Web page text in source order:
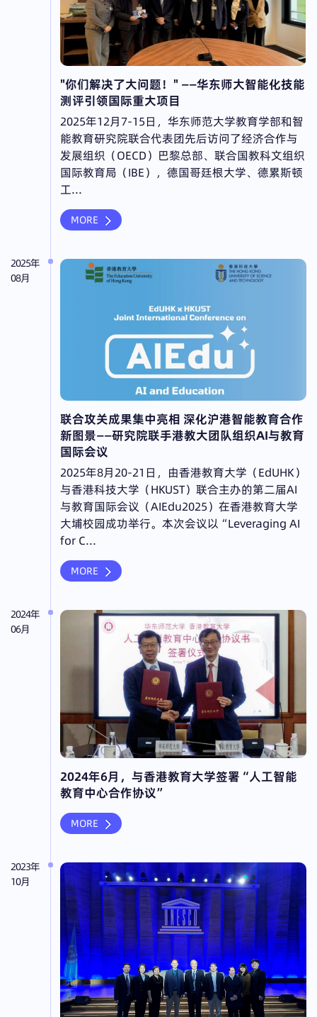
"你们解决了大问题！" ——华东师大智能化技能
测评引领国际重大项目
2025年12月7-15日，华东师范大学教育学部和智
能教育研究院联合代表团先后访问了经济合作与
发展组织（OECD）巴黎总部、联合国教科文组织
国际教育局（IBE），德国哥廷根大学、德累斯顿
工...
MORE
2025年
08月
联合攻关成果集中亮相 深化沪港智能教育合作
新图景——研究院联手港教大团队组织AI与教育
国际会议
2025年8月20-21日，由香港教育大学（EdUHK）
与香港科技大学（HKUST）联合主办的第二届AI
与教育国际会议（AIEdu2025）在香港教育大学
大埔校园成功举行。本次会议以“Leveraging AI
for C...
MORE
2024年
06月
2024年6月，与香港教育大学签署“人工智能
教育中心合作协议”
MORE
2023年
10月